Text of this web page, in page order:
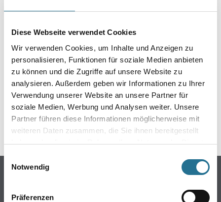
Diese Webseite verwendet Cookies
Wir verwenden Cookies, um Inhalte und Anzeigen zu
personalisieren, Funktionen für soziale Medien anbieten
zu können und die Zugriffe auf unsere Website zu
analysieren. Außerdem geben wir Informationen zu Ihrer
Verwendung unserer Website an unsere Partner für
soziale Medien, Werbung und Analysen weiter. Unsere
Partner führen diese Informationen möglicherweise mit
weiteren Daten zusammen, die Sie ihnen bereitgestellt
haben oder die sie im Rahmen Ihrer Nutzung der Dienste
Einwilligungsauswahl
Notwendig
Präferenzen
IST AUFGETRETEN
Keine Sorge, wir pinseln schon an der Lösung und
werden das Problem so schnell wie möglich beheben.
Erkunden Sie in der Zwischenzeit unseren Online-Shop
und lassen Sie sich inspirieren.
ZURÜCK ZUM ONLINE-SHOP
Online-Shop